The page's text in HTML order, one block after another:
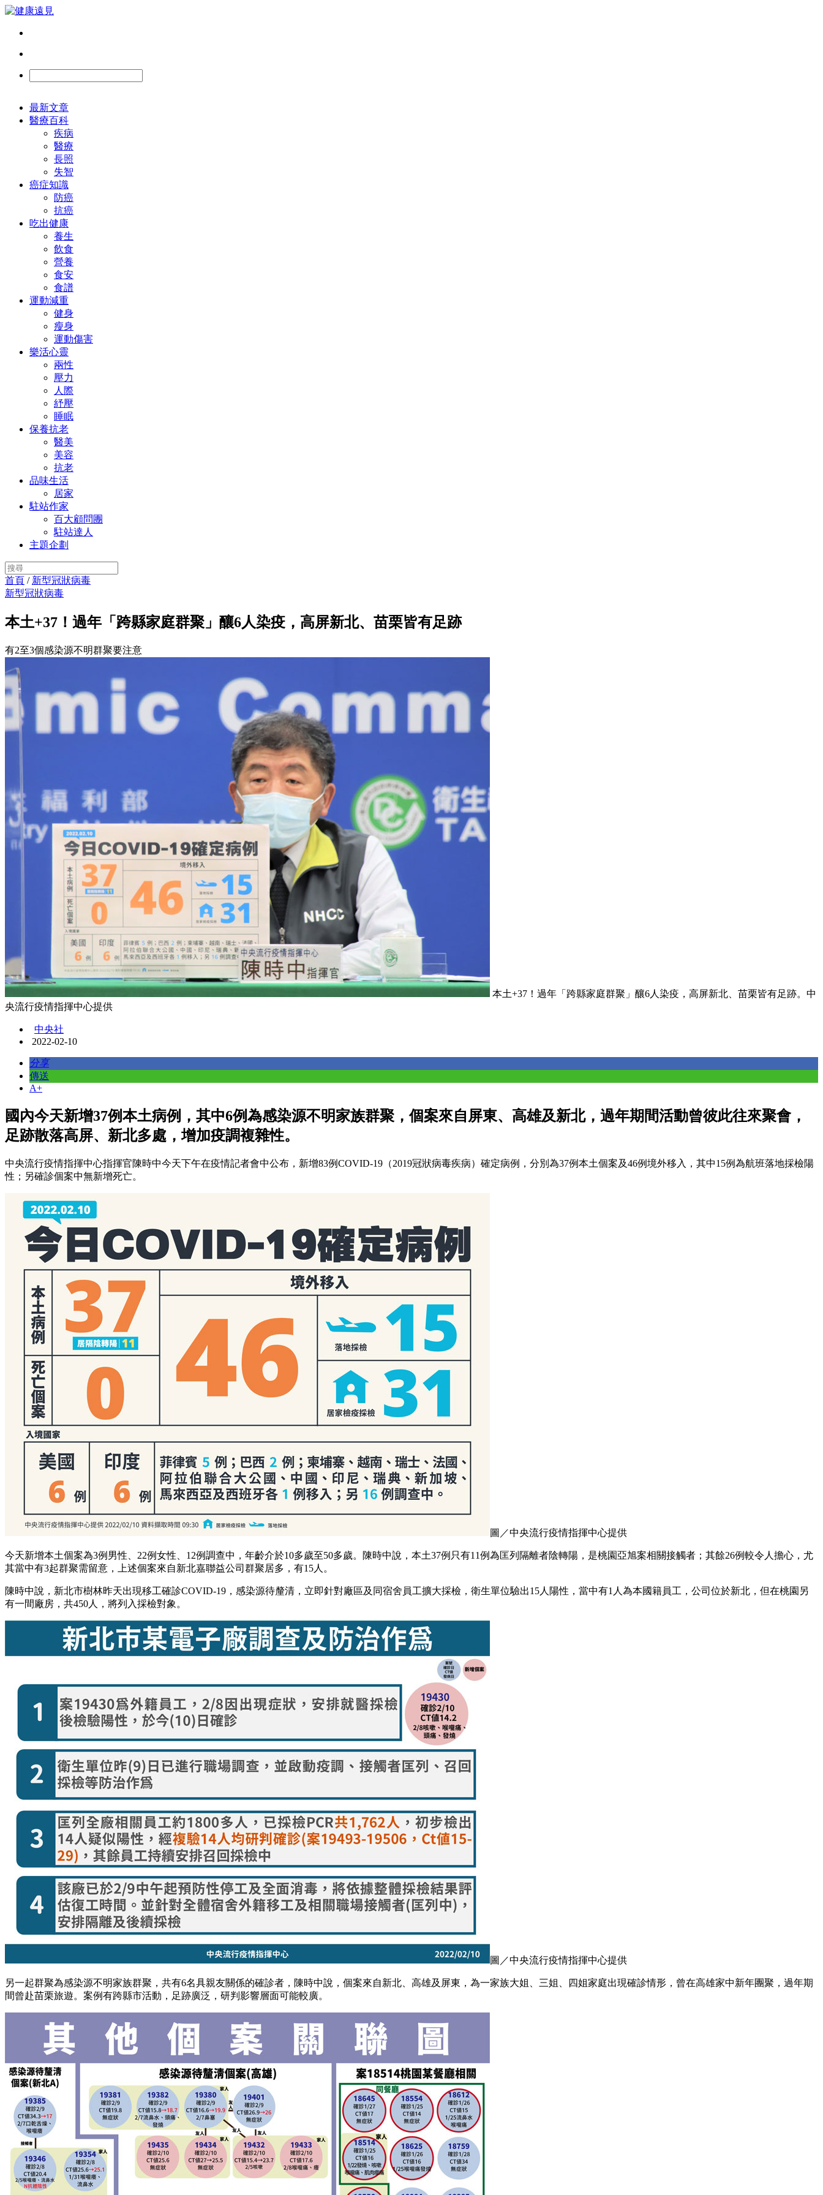
最新文章
醫療百科
疾病
醫療
長照
失智
癌症知識
防癌
抗癌
吃出健康
養生
飲食
營養
食安
食譜
運動減重
健身
瘦身
運動傷害
樂活心靈
兩性
壓力
人際
紓壓
睡眠
保養抗老
醫美
美容
抗老
品味生活
居家
駐站作家
百大顧問團
駐站達人
主題企劃
首頁 / 新型冠狀病毒
新型冠狀病毒
本土+37！過年「跨縣家庭群聚」釀6人染疫，高屏新北、苗栗皆有足跡
有2至3個感染源不明群聚要注意
本土+37！過年「跨縣家庭群聚」釀6人染疫，高屏新北、苗栗皆有足跡。中
央流行疫情指揮中心提供
中央社
2022-02-10
分享
傳送
A+
國內今天新增37例本土病例，其中6例為感染源不明家族群聚，個案來自屏東、高雄及新北，過年期間活動曾彼此往來聚會，
足跡散落高屏、新北多處，增加疫調複雜性。
中央流行疫情指揮中心指揮官陳時中今天下午在疫情記者會中公布，新增83例COVID-19（2019冠狀病毒疾病）確定病例，分別為37例本土個案及46例境外移入，其中15例為航班落地採檢陽
性；另確診個案中無新增死亡。
圖／中央流行疫情指揮中心提供
今天新增本土個案為3例男性、22例女性、12例調查中，年齡介於10多歲至50多歲。陳時中說，本土37例只有11例為匡列隔離者陰轉陽，是桃園亞旭案相關接觸者；其餘26例較令人擔心，尤
其當中有3起群聚需留意，上述個案來自新北嘉聯益公司群聚居多，有15人。
陳時中說，新北市樹林昨天出現移工確診COVID-19，感染源待釐清，立即針對廠區及同宿舍員工擴大採檢，衛生單位驗出15人陽性，當中有1人為本國籍員工，公司位於新北，但在桃園另
有一間廠房，共450人，將列入採檢對象。
圖／中央流行疫情指揮中心提供
另一起群聚為感染源不明家族群聚，共有6名具親友關係的確診者，陳時中說，個案來自新北、高雄及屏東，為一家族大姐、三姐、四姐家庭出現確診情形，曾在高雄家中新年團聚，過年期
間曾赴苗栗旅遊。案例有跨縣市活動，足跡廣泛，研判影響層面可能較廣。